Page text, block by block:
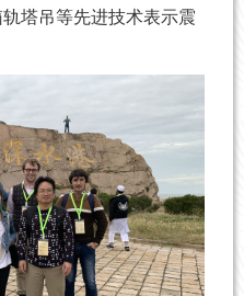
塔吊等先进技术表示震